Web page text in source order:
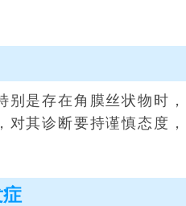
存在角膜丝状物时，
对其诊断要持谨慎态度